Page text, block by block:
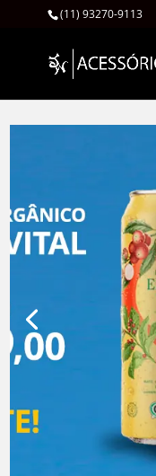
(11) 93270-9113